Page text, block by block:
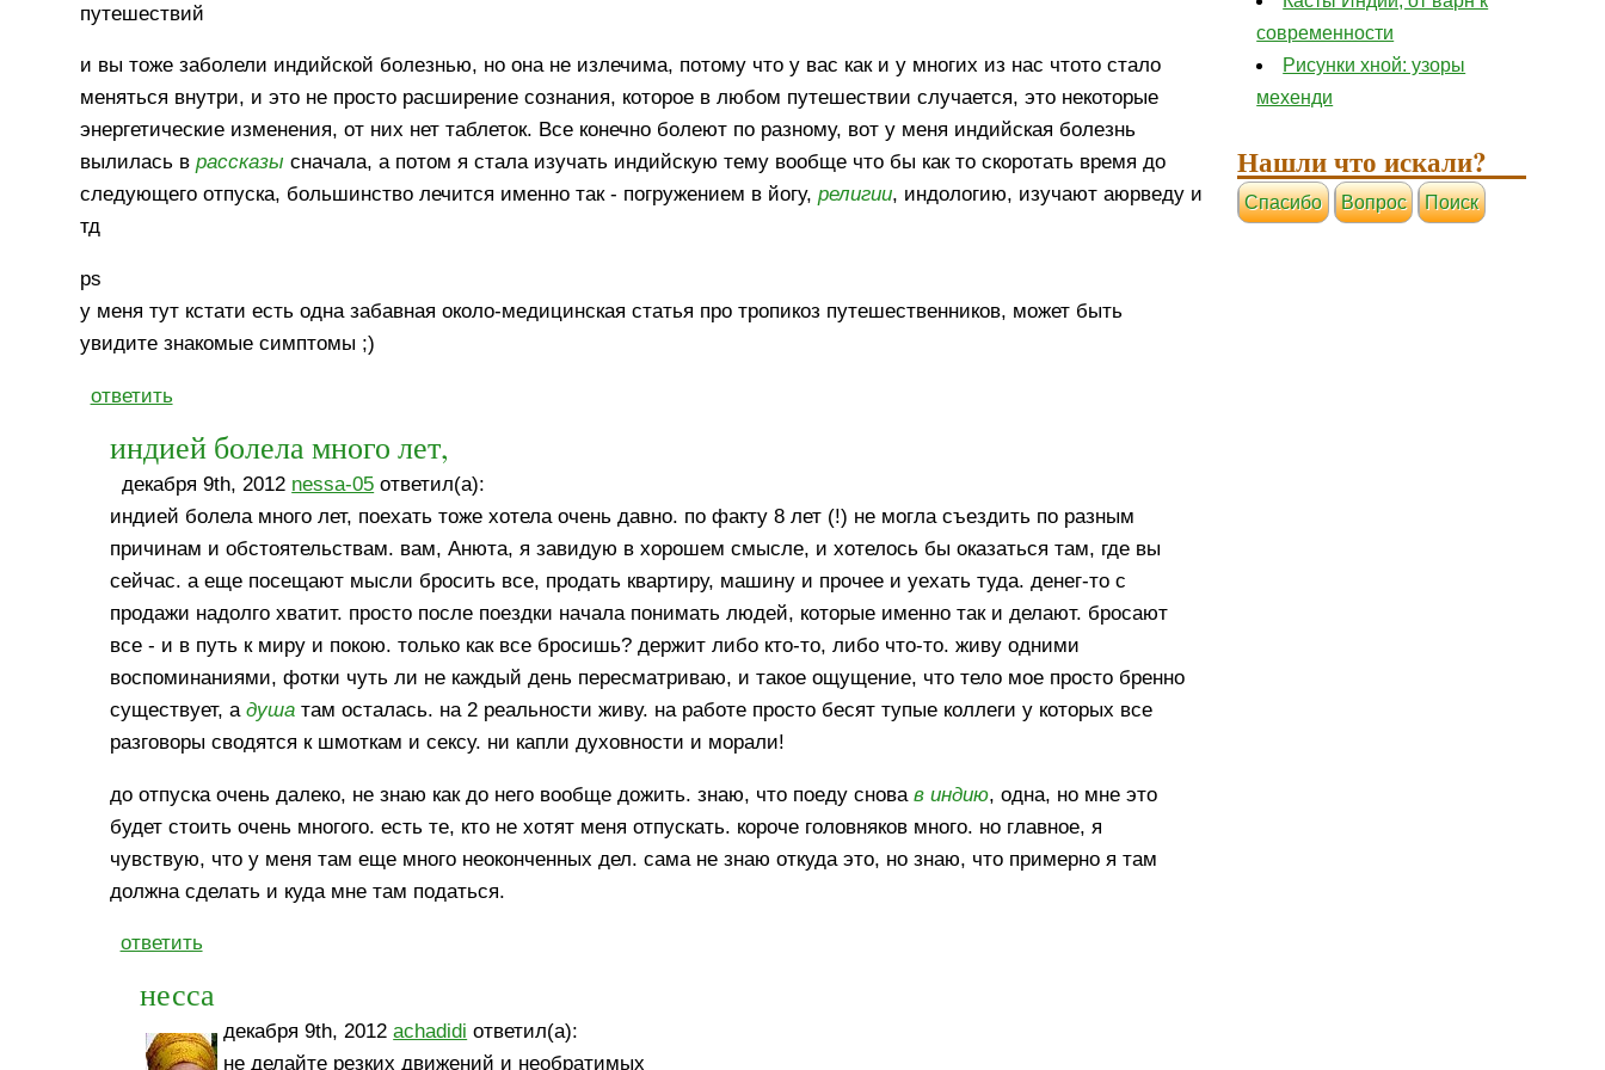
путешествий
и вы тоже заболели индийской болезнью, но она не излечима, потому что у вас как и у многих из нас чтото стало
меняться внутри, и это не просто расширение сознания, которое в любом путешествии случается, это некоторые
энергетические изменения, от них нет таблеток. Все конечно болеют по разному, вот у меня индийская болезнь
вылилась врассказы сначала, а потом я стала изучать индийскую тему вообще что бы как то скоротать время до
следующего отпуска, большинство лечится именно так - погружением в йогу,религии, индологию, изучают аюрведу и
тд
ps
у меня тут кстати есть одна забавная около-медицинская статья про тропикоз путешественников, может быть
увидите знакомые симптомы ;)
ответить
индией болела много лет,
декабря 9th, 2012 nessa-05 ответил(а):
индией болела много лет, поехать тоже хотела очень давно. по факту 8 лет (!) не могла съездить по разным
причинам и обстоятельствам. вам, Анюта, я завидую в хорошем смысле, и хотелось бы оказаться там, где вы
сейчас. а еще посещают мысли бросить все, продать квартиру, машину и прочее и уехать туда. денег-то с
продажи надолго хватит. просто после поездки начала понимать людей, которые именно так и делают. бросают
все - и в путь к миру и покою. только как все бросишь? держит либо кто-то, либо что-то. живу одними
воспоминаниями, фотки чуть ли не каждый день пересматриваю, и такое ощущение, что тело мое просто бренно
существует, адуша там осталась. на 2 реальности живу. на работе просто бесят тупые коллеги у которых все
разговоры сводятся к шмоткам и сексу. ни капли духовности и морали!
до отпуска очень далеко, не знаю как до него вообще дожить. знаю, что поеду сновав индию, одна, но мне это
будет стоить очень многого. есть те, кто не хотят меня отпускать. короче головняков много. но главное, я
чувствую, что у меня там еще много неоконченных дел. сама не знаю откуда это, но знаю, что примерно я там
должна сделать и куда мне там податься.
ответить
несса
декабря 9th, 2012achadidi ответил(а):
не делайте резких движений и необратимых
современности
Рисунки хной: узоры
мехенди
Нашли что искали?
Cпасибо Вопрос Поиск